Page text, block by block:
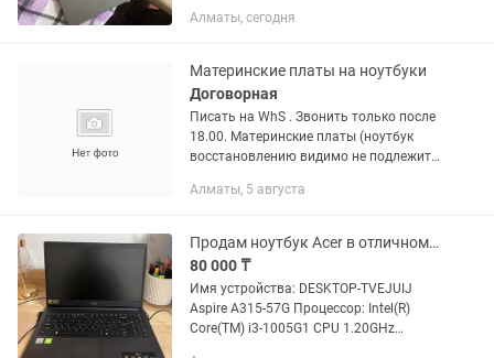
Продаю ноутбук Acer Aspire 5 A515-57G
в отличном состоянии. Пользовался
стоял дома....
Алматы, сегодня
Материнские платы на ноутбуки
Договорная
Писать на WhS . Звонить только после
18.00. Материнские платы (ноутбук
восстановлению видимо не подлежит!),
процессором и ОЗУ, Можно и с
Алматы, 5 августа
Продам ноутбук Acer в отличном состоянии
80 000 ₸
Имя устройства: DESKTOP-TVEJUIJ
Aspire A315-57G Процессор: Intel(R)
Core(TM) i3-1005G1 CPU 1.20GHz